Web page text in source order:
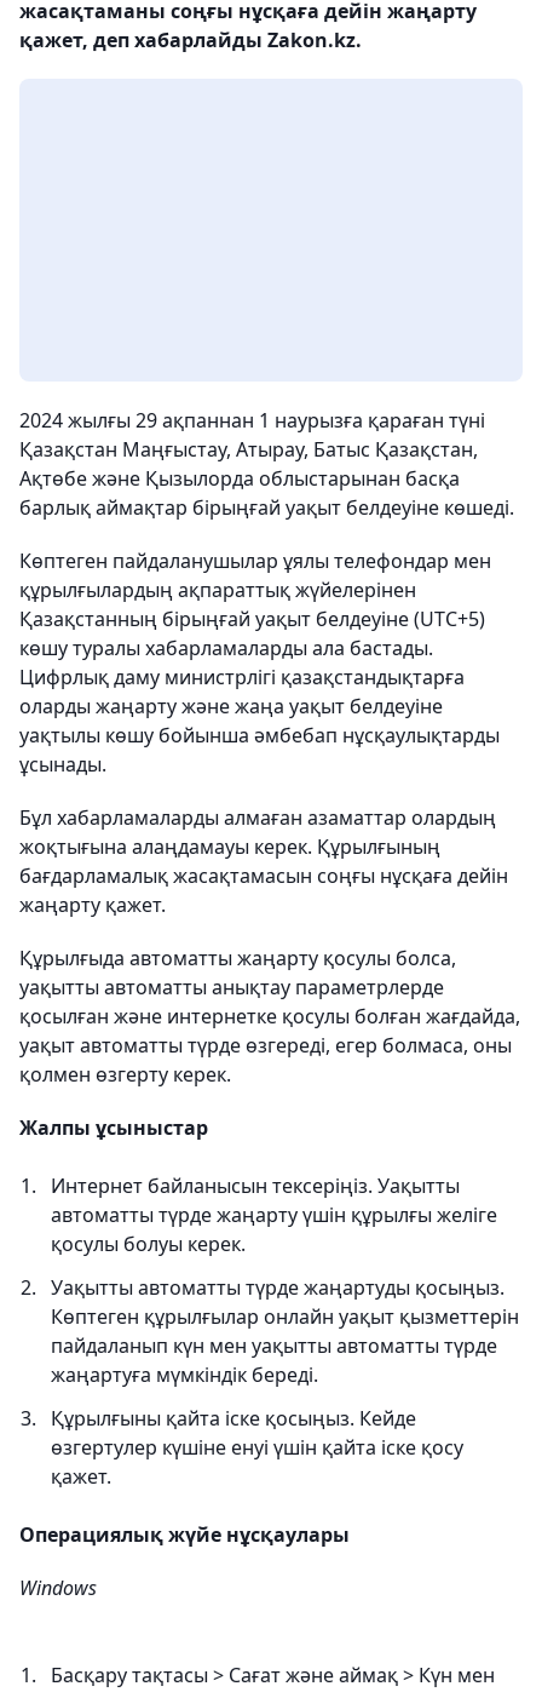
жасақтаманы соңғы нұсқаға дейін жаңарту
қажет, деп хабарлайды Zakon.kz.
2024 жылғы 29 ақпаннан 1 наурызға қараған түні
Қазақстан Маңғыстау, Атырау, Батыс Қазақстан,
Ақтөбе және Қызылорда облыстарынан басқа
барлық аймақтар бірыңғай уақыт белдеуіне көшеді.
Көптеген пайдаланушылар ұялы телефондар мен
құрылғылардың ақпараттық жүйелерінен
Қазақстанның бірыңғай уақыт белдеуіне (UTC+5)
көшу туралы хабарламаларды ала бастады.
Цифрлық даму министрлігі қазақстандықтарға
оларды жаңарту және жаңа уақыт белдеуіне
уақтылы көшу бойынша әмбебап нұсқаулықтарды
ұсынады.
Бұл хабарламаларды алмаған азаматтар олардың
жоқтығына алаңдамауы керек. Құрылғының
бағдарламалық жасақтамасын соңғы нұсқаға дейін
жаңарту қажет.
Құрылғыда автоматты жаңарту қосулы болса,
уақытты автоматты анықтау параметрлерде
қосылған және интернетке қосулы болған жағдайда,
уақыт автоматты түрде өзгереді, егер болмаса, оны
қолмен өзгерту керек.
Жалпы ұсыныстар
Интернет байланысын тексеріңіз. Уақытты
автоматты түрде жаңарту үшін құрылғы желіге
қосулы болуы керек.
Уақытты автоматты түрде жаңартуды қосыңыз.
Көптеген құрылғылар онлайн уақыт қызметтерін
пайдаланып күн мен уақытты автоматты түрде
жаңартуға мүмкіндік береді.
Құрылғыны қайта іске қосыңыз. Кейде
өзгертулер күшіне енуі үшін қайта іске қосу
қажет.
Операциялық жүйе нұсқаулары
Windows
Басқару тақтасы > Сағат және аймақ > Күн мен